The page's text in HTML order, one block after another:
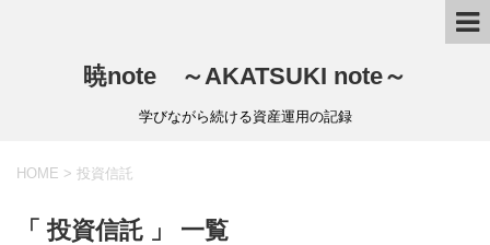
暁note ～AKATSUKI note～
学びながら続ける資産運用の記録
HOME > 投資信託
「 投資信託 」 一覧